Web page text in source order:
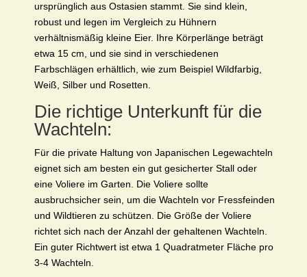
ursprünglich aus Ostasien stammt. Sie sind klein,
robust und legen im Vergleich zu Hühnern
verhältnismäßig kleine Eier. Ihre Körperlänge beträgt
etwa 15 cm, und sie sind in verschiedenen
Farbschlägen erhältlich, wie zum Beispiel Wildfarbig,
Weiß, Silber und Rosetten.
Die richtige Unterkunft für die
Wachteln:
Für die private Haltung von Japanischen Legewachteln
eignet sich am besten ein gut gesicherter Stall oder
eine Voliere im Garten. Die Voliere sollte
ausbruchsicher sein, um die Wachteln vor Fressfeinden
und Wildtieren zu schützen. Die Größe der Voliere
richtet sich nach der Anzahl der gehaltenen Wachteln.
Ein guter Richtwert ist etwa 1 Quadratmeter Fläche pro
3-4 Wachteln.